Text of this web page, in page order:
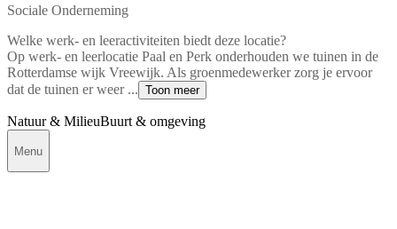
Sociale Onderneming
Welke werk- en leeractiviteiten biedt deze locatie?
Op werk- en leerlocatie Paal en Perk onderhouden we tuinen in de
Rotterdamse wijk Vreewijk. Als groenmedewerker zorg je ervoor
dat de tuinen er weer ... Toon meer
Natuur & MilieuBuurt & omgeving
Menu